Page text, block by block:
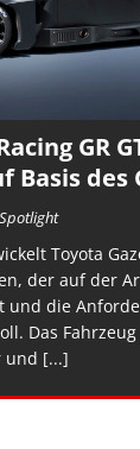
GR
Basis des
Toyota
der auf der
und die
Das
und [...]